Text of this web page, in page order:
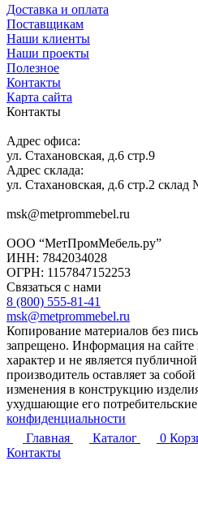
Доставка и оплата
Поставщикам
Наши клиенты
Наши проекты
Полезное
Контакты
Карта сайта
Контакты
Адрес офиса:
ул. Стахановская, д.6 стр.9
Адрес склада:
ул. Стахановская, д.6 стр.2 склад
msk@metprommebel.ru
ООО “МетПромМебель.ру”
ИНН: 7842034028
ОГРН: 1157847152253
Связаться с нами
8 (800) 555-81-41
msk@metprommebel.ru
Копирование материалов без
запрещено. Информация на
характер и не является
производитель оставляет за
изменения в конструкцию
ухудшающие его потребительские
конфиденциальности
Главная
Каталог 0
Контакты